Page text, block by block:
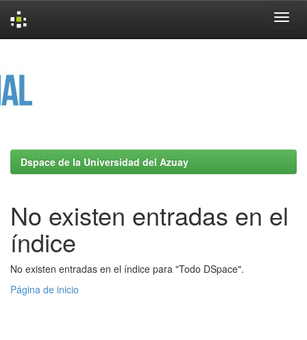
Dspace de la Universidad del Azuay
No existen entradas en el
índice
No existen entradas en el índice para "Todo DSpace".
Página de inicio